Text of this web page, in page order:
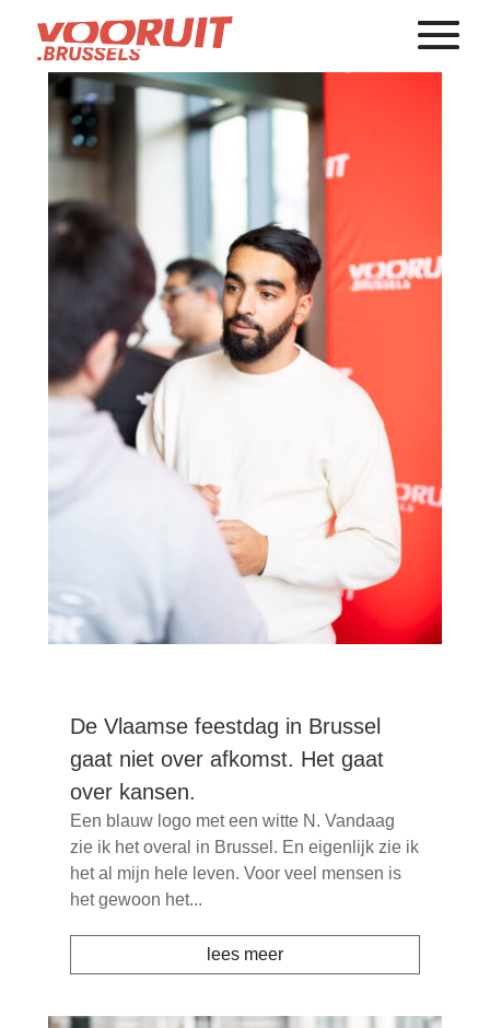
De Vlaamse feestdag in Brussel
gaat niet over afkomst. Het gaat
over kansen.
Een blauw logo met een witte N. Vandaag
zie ik het overal in Brussel. En eigenlijk zie ik
het al mijn hele leven. Voor veel mensen is
het gewoon het...
lees meer